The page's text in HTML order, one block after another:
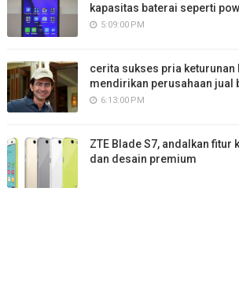
kapasitas baterai seperti
5:09:00 PM
cerita sukses pria keturunan
mendirikan perusahaan jual
6:13:00 PM
ZTE Blade S7, andalkan fitur
dan desain premium